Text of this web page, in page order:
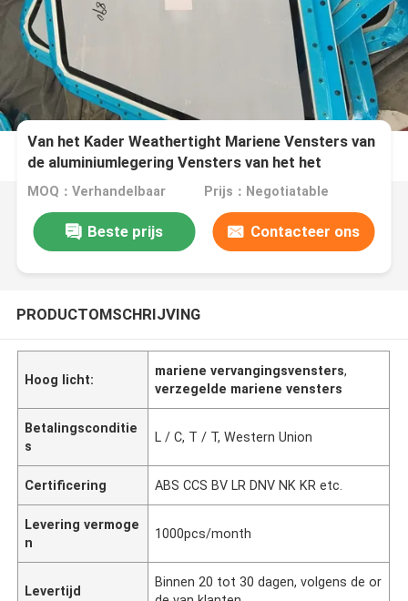
Van het Kader Weathertight Mariene Vensters van
de aluminiumlegering Vensters van het het
Wielhuis
MOQ：Verhandelbaar Prijs：Negotiatable
Beste prijs Contacteer ons
PRODUCTOMSCHRIJVING
Hoog licht:
mariene vervangingsvensters,
verzegelde mariene vensters
Betalingsconditie
s
L / C, T / T, Western Union
Certificering ABS CCS BV LR DNV NK KR etc.
Levering vermoge
n
1000pcs/month
Levertijd
Binnen 20 tot 30 dagen, volgens de or